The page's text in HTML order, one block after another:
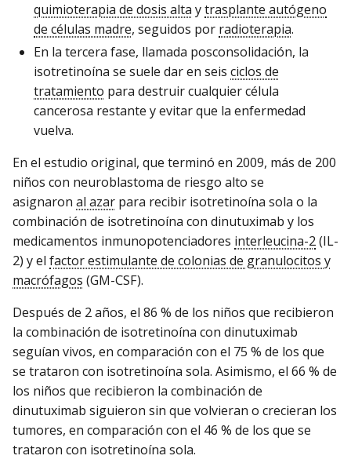
quimioterapia de dosis alta ytrasplante autógeno
de células madre, seguidos por radioterapia.
En la tercera fase, llamada posconsolidación, la
isotretinoína se suele dar en seis ciclos de
tratamiento para destruir cualquier célula
cancerosa restante y evitar que la enfermedad
vuelva.
En el estudio original, que terminó en 2009, más de 200
niños con neuroblastoma de riesgo alto se
asignaron al azar para recibir isotretinoína sola o la
combinación de isotretinoína con dinutuximab y los
medicamentos inmunopotenciadores interleucina-2(IL-
2) y el factor estimulante de colonias de granulocitos y
macrófagos (GM-CSF).
Después de 2 años, el 86 % de los niños que recibieron
la combinación de isotretinoína con dinutuximab
seguían vivos, en comparación con el 75 % de los que
se trataron con isotretinoína sola. Asimismo, el 66 % de
los niños que recibieron la combinación de
dinutuximab siguieron sin que volvieran o crecieran los
tumores, en comparación con el 46 % de los que se
trataron con isotretinoína sola.